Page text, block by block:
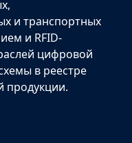
и транспортных
и RFID-
цифровой
в реестре
продукции.